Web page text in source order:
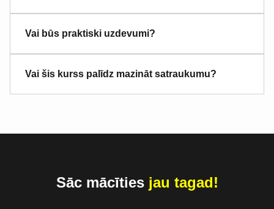
Vai būs praktiski uzdevumi?
Vai šis kurss palīdz mazināt satraukumu?
Sāc mācīties jau tagad!